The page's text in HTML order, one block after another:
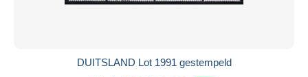
DUITSLAND Lot 1991 gestempeld